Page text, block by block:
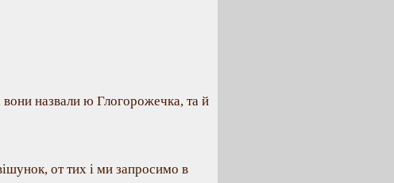
назвали ю Глогорожечка, та й
от тих і ми запросимо в